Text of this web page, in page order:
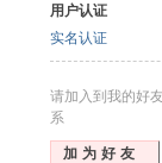
用户认证
实名认证
请加入到我的好
系
加为好友